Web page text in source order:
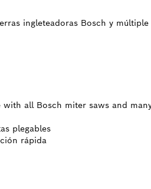
ingleteadoras Bosch y
with all Bosch miter saws and
plegables
rápida